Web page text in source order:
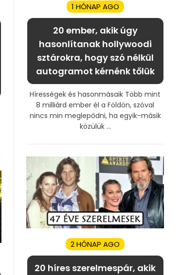
1 HÓNAP AGO
20 ember, akik úgy
hasonlítanak hollywoodi
sztárokra, hogy szó nélkül
autogramot kérnénk tőlük
Hírességek és hasonmásaik Több mint
8 milliárd ember él a Földön, szóval
nincs min meglepődni, ha egyik-másik
közülük ...
2 HÓNAP AGO
20 híres szerelmespár, akik